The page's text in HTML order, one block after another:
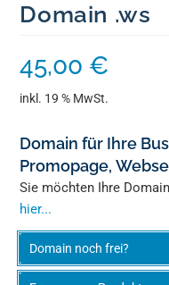
Domain .ws
45,00 €
inkl. 19 % MwSt.
Domain für Ihre
Promopage,
Sie möchten Ihre
hier...
Domain noch frei?